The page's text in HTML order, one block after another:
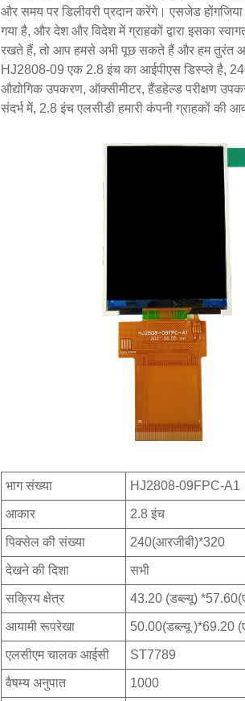
और समय पर डिलीवरी प्रदान करेंगे। एसजेड होंगजिया
गया है, और देश और विदेश में ग्राहकों द्वारा इसका
रखते हैं, तो आप हमसे अभी पूछ सकते हैं और हम तुरंत
HJ2808-09 एक 2.8 इंच का आईपीएस डिस्प्ले है,
औद्योगिक उपकरण, ऑक्सीमीटर, हैंडहेल्ड परीक्षण
संदर्भ में, 2.8 इंच एलसीडी हमारी कंपनी ग्राहकों
भाग संख्या HJ2808-09FPC-A1
आकार 2.8 इंच
पिक्सेल की संख्या 240(आरजीबी)*320
देखने की दिशा सभी
सक्रिय क्षेत्र 43.20 (डब्ल्यू)
आयामी रूपरेखा 50.00(डब्ल्यू )*69.20
एलसीएम चालक आईसी ST7789
वैषम्य अनुपात 1000